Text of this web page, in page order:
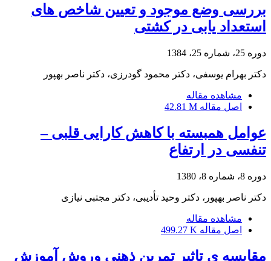
بررسی وضع موجود و تعیین شاخص های
استعداد یابی در کشتی
دوره 25، شماره 25، 1384
دکتر بهرام یوسفی، دکتر محمود گودرزی، دکتر ناصر بهپور
مشاهده مقاله
اصل مقاله 42.81 M
عوامل همبسته با کاهش کارایی قلبی –
تنفسی در ارتفاع
دوره 8، شماره 8، 1380
دکتر ناصر بهپور، دکتر وحید تأدیبی، دکتر مجتبی نیازی
مشاهده مقاله
اصل مقاله 499.27 K
مقایسه ی تاثیر تمرین ذهنی وروش آموزش